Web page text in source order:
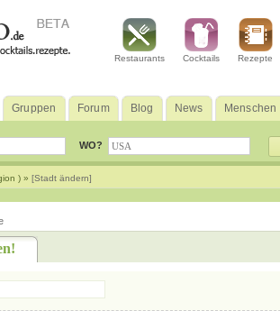
Restaurants Cocktails Rezepte
Gruppen Forum Blog News Menschen
WO?
) » [Stadt ändern]